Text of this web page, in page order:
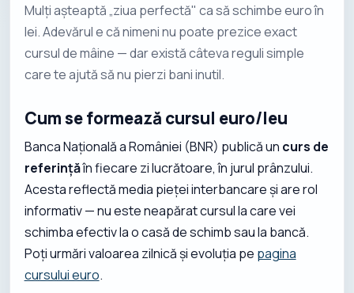
Mulți așteaptă „ziua perfectă" ca să schimbe euro în
lei. Adevărul e că nimeni nu poate prezice exact
cursul de mâine — dar există câteva reguli simple
care te ajută să nu pierzi bani inutil.
Cum se formează cursul euro/leu
Banca Națională a României (BNR) publică un curs de
referințăîn fiecare zi lucrătoare, în jurul prânzului.
Acesta reflectă media pieței interbancare și are rol
informativ — nu este neapărat cursul la care vei
schimba efectiv la o casă de schimb sau la bancă.
Poți urmări valoarea zilnică și evoluția pe pagina
cursului euro.